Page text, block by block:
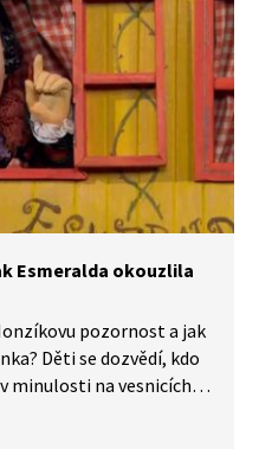
na poetiku klasických
češtiny pro cizince.
Esmeralda okouzlila
pozornost a jak
Děti se dozvědí, kdo
minulosti na vesnicích